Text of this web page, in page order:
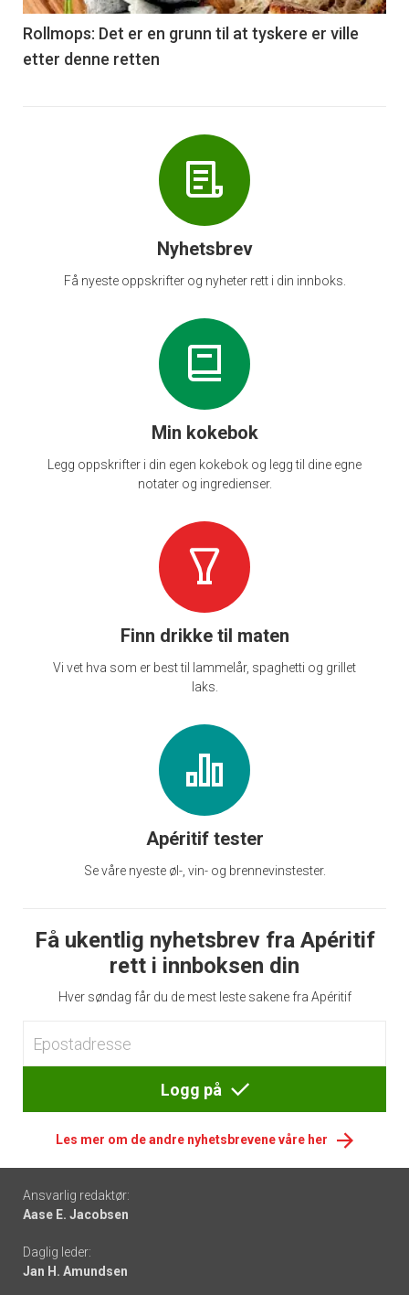
6
Rollmops: Det er en grunn til at tyskere er ville
etter denne retten
Nyhetsbrev
Få nyeste oppskrifter og nyheter rett i din innboks.
Min kokebok
Legg oppskrifter i din egen kokebok og legg til dine egne
notater og ingredienser.
Finn drikke til maten
Vi vet hva som er best til lammelår, spaghetti og grillet
laks.
Apéritif tester
Se våre nyeste øl-, vin- og brennevinstester.
Få ukentlig nyhetsbrev fra Apéritif
rett i innboksen din
Hver søndag får du de mest leste sakene fra Apéritif
Logg på
Les mer om de andre nyhetsbrevene våre her
Footer
-
links
Ansvarlig redaktør:
Aase E. Jacobsen
Daglig leder:
Jan H. Amundsen